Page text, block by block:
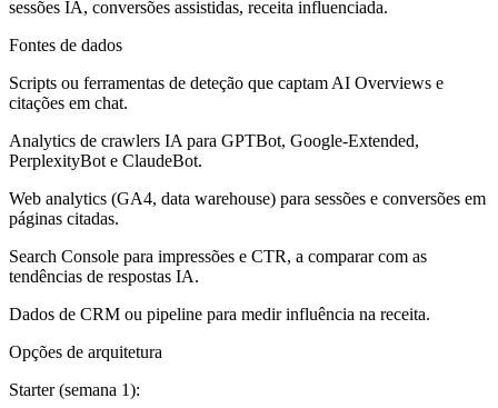
sessões IA, conversões assistidas, receita influenciada.
Fontes de dados
Scripts ou ferramentas de deteção que captam AI Overviews e
citações em chat.
Analytics de crawlers IA para GPTBot, Google-Extended,
PerplexityBot e ClaudeBot.
Web analytics (GA4, data warehouse) para sessões e conversões em
páginas citadas.
Search Console para impressões e CTR, a comparar com as
tendências de respostas IA.
Dados de CRM ou pipeline para medir influência na receita.
Opções de arquitetura
Starter (semana 1):